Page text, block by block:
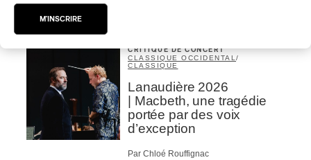
CRITIQUE DE CONCERT
CLASSIQUE OCCIDENTAL /
CLASSIQUE
Lanaudière 2026
| Macbeth, une tragédie
portée par des voix
d’exception
Par Chloé Rouffignac
M'INSCRIRE